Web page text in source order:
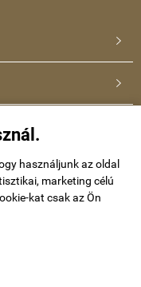
használjunk az oldal
marketing célú
kat csak az Ön

